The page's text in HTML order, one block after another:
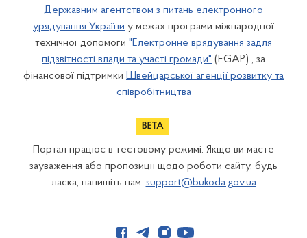
Державним агентством з питань електронного
урядування України у межах програми міжнародної
технічної допомоги "Електронне врядування задля
підзвітності влади та участі громади" (EGAP) , за
фінансової підтримки Швейцарської агенції розвитку та
співробітництва
Портал працює в тестовому режимі. Якщо ви маєте
зауваження або пропозиції щодо роботи сайту, будь
ласка, напишіть нам: support@bukoda.gov.ua